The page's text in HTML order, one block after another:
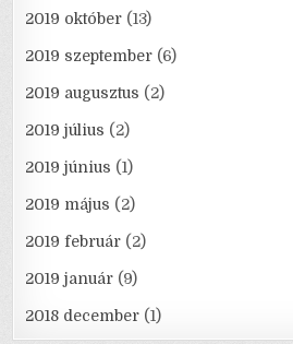
2019 október (13)
2019 szeptember (6)
2019 augusztus (2)
2019 július (2)
2019 június (1)
2019 május (2)
2019 február (2)
2019 január (9)
2018 december (1)